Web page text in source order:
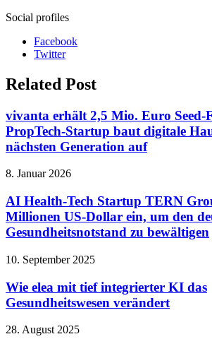
Social profiles
Facebook
Twitter
Related Post
vivanta erhält 2,5 Mio. Euro Seed-
PropTech-Startup baut digitale
nächsten Generation auf
8. Januar 2026
AI Health-Tech Startup TERN
Millionen US-Dollar ein, um den
Gesundheitsnotstand zu bewältigen
10. September 2025
Wie elea mit tief integrierter KI das
Gesundheitswesen verändert
28. August 2025